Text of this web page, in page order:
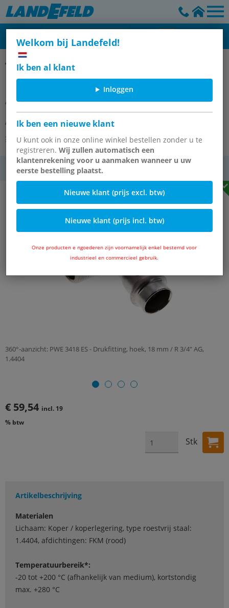
Welkom bij Landefeld!
Ik ben al klant
Inloggen
Ik ben een nieuwe klant
U kunt ook in onze online winkel bestellen zonder u te
registreren.Wij zullen automatisch een
klantenrekening voor u aanmaken wanneer u uw
eerste bestelling plaatst.
Nieuwe klant (prijs excl. btw)
Nieuwe klant (prijs incl. btw)
Onze producten e ngoederen zijn voornamelijk enkel bestemd voor
industrieel en commercieel gebruik.
Hoek 90° naar binnen drukkend & buitenschroefdraad
Drukfitting, hoek, 18 mm / R 3/4"
AG, 1.4404
Artikelnummer: PWE 3418 ES
Andere varianten van het artikel
360°-aanzicht: PWE 3418 ES - Drukfitting, hoek, 18 mm / R 3/4" AG,
1.4404
€ 59,54 incl. 19
% btw
Stk
Artikelbeschrijving
Materialen
Lichaam: Koper / koperlegering, type roestvrij staal:
1.4404, afdichtingen: FKM (rood)
Temperatuurbereik*:
-20 tot +200 °C (afhankelijk van medium), kortstondig
max. +280 °C